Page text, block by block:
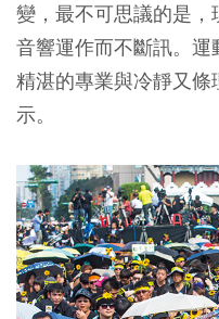
變，最不可思議的是
音響運作而不斷訊。
精湛的專業與冷靜又
示。